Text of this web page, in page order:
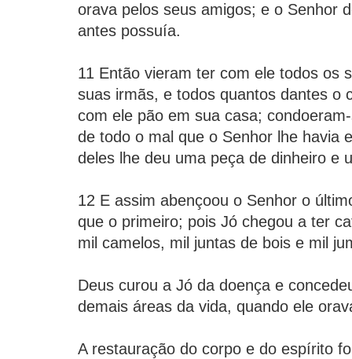
orava pelos seus amigos; e o Senhor
antes possuía.
11 Então vieram ter com ele todos os
suas irmãs, e todos quantos dantes o
com ele pão em sua casa;
de todo o mal que o Senhor lhe havia
deles lhe deu uma peça de dinheiro e
12 E assim abençoou o Senhor o
que o primeiro; pois Jó chegou a ter
mil camelos, mil juntas de bois e mil
Deus curou a Jó da doença e
demais áreas da vida, quando ele
A restauração do corpo e do espírito